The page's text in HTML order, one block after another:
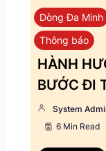
Dòng Đa Minh
Thông báo
HÀNH
BƯỚC ĐI
System
6 Min Read